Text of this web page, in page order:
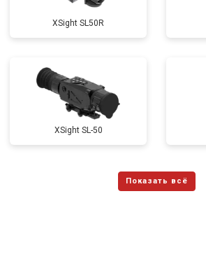
ХSight SL50R
XSight SL-50